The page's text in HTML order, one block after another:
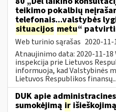
teikimo pokalbių
telefonais...valstybės
situacijos metu“
Web turinio sąrašas 2020-11-
Atnaujinimo data: 2020-11-
inspekcija prie Lietuvos
informuoja, kad Valstybinės
Lietuvos Respublikos finansų...
DUK apie
sumokėjimą ir išieškojimą